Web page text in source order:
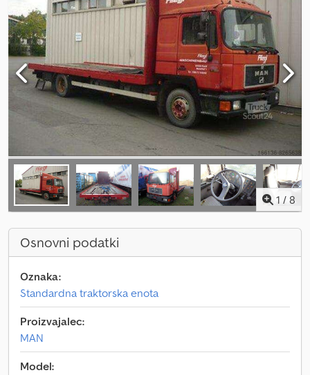
1 / 8
Osnovni podatki
Oznaka:
Standardna traktorska enota
Proizvajalec:
MAN
Model: